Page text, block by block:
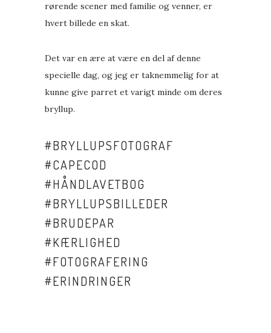
rørende scener med familie og venner, er
hvert billede en skat.
Det var en ære at være en del af denne
specielle dag, og jeg er taknemmelig for at
kunne give parret et varigt minde om deres
bryllup.
#BRYLLUPSFOTOGRAF
#CAPECOD
#HÅNDLAVETBOG
#BRYLLUPSBILLEDER
#BRUDEPAR
#KÆRLIGHED
#FOTOGRAFERING
#ERINDRINGER